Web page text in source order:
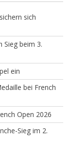
sich
Sieg beim 3.
ein
bei French
Open 2026
Sieg im 2.